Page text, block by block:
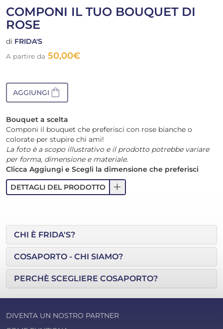
COMPONI IL TUO BOUQUET DI
ROSE
di FRIDA'S
A partire da 50,00€
AGGIUNGI shopping_bag
Bouquet a scelta
Componi il bouquet che preferisci con rose bianche o
colorate per stupire chi ami!
La foto è a scopo illustrativo e il prodotto potrebbe variare
per forma, dimensione e materiale.
Clicca Aggiungi e Scegli la dimensione che preferisci
DETTAGLI DEL PRODOTTO
add
CHI È FRIDA'S?
COSAPORTO - CHI SIAMO?
PERCHÈ SCEGLIERE COSAPORTO?
DIVENTA UN NOSTRO PARTNER